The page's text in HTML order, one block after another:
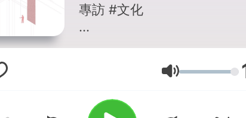
專訪 #文化
論員李正皓合力製作，專業與
話兼備，為聽眾帶來最尬聊
治podcast節目。
音量